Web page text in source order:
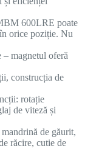
600LRE poate
orice poziție. Nu
magnetul oferă
construcția de
rotație
de viteză și
de găurit,
răcire, cutie de